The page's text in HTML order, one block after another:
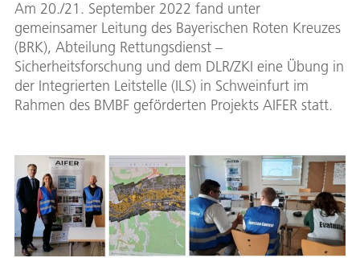
Am 20./21. September 2022 fand unter
gemeinsamer Leitung des Bayerischen Roten Kreuzes
(BRK), Abteilung Rettungsdienst –
Sicherheitsforschung und dem DLR/ZKI eine Übung in
der Integrierten Leitstelle (ILS) in Schweinfurt im
Rahmen des BMBF geförderten Projekts AIFER statt.